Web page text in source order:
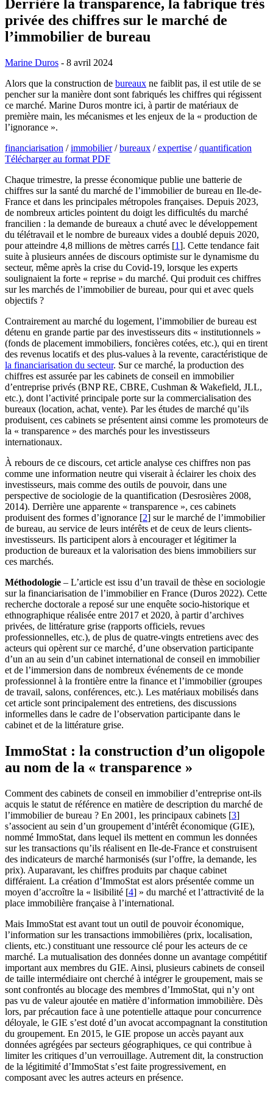
Derrière la transparence, la fabrique très
privée des chiffres sur le marché de
l’immobilier de bureau
Marine Duros - 8 avril 2024
Alors que la construction de bureaux ne faiblit pas, il est utile de se
pencher sur la manière dont sont fabriqués les chiffres qui régissent
ce marché. Marine Duros montre ici, à partir de matériaux de
première main, les mécanismes et les enjeux de la « production de
l’ignorance ».
financiarisation /immobilier/bureaux /expertise /quantification
Télécharger au format PDF
Chaque trimestre, la presse économique publie une batterie de
chiffres sur la santé du marché de l’immobilier de bureau en Ile-de-
France et dans les principales métropoles françaises. Depuis 2023,
de nombreux articles pointent du doigt les difficultés du marché
francilien : la demande de bureaux a chuté avec le développement
du télétravail et le nombre de bureaux vides a doublé depuis 2020,
pour atteindre 4,8 millions de mètres carrés [1]. Cette tendance fait
suite à plusieurs années de discours optimiste sur le dynamisme du
secteur, même après la crise du Covid-19, lorsque les experts
soulignaient la forte « reprise » du marché. Qui produit ces chiffres
sur les marchés de l’immobilier de bureau, pour qui et avec quels
objectifs ?
Contrairement au marché du logement, l’immobilier de bureau est
détenu en grande partie par des investisseurs dits « institutionnels »
(fonds de placement immobiliers, foncières cotées, etc.), qui en tirent
des revenus locatifs et des plus-values à la revente, caractéristique de
la financiarisation du secteur. Sur ce marché, la production des
chiffres est assurée par les cabinets de conseil en immobilier
d’entreprise privés (BNP RE, CBRE, Cushman & Wakefield, JLL,
etc.), dont l’activité principale porte sur la commercialisation des
bureaux (location, achat, vente). Par les études de marché qu’ils
produisent, ces cabinets se présentent ainsi comme les promoteurs de
la « transparence » des marchés pour les investisseurs
internationaux.
À rebours de ce discours, cet article analyse ces chiffres non pas
comme une information neutre qui viserait à éclairer les choix des
investisseurs, mais comme des outils de pouvoir, dans une
perspective de sociologie de la quantification (Desrosières 2008,
2014). Derrière une apparente « transparence », ces cabinets
produisent des formes d’ignorance [2] sur le marché de l’immobilier
de bureau, au service de leurs intérêts et de ceux de leurs clients-
investisseurs. Ils participent alors à encourager et légitimer la
production de bureaux et la valorisation des biens immobiliers sur
ces marchés.
Méthodologie – L’article est issu d’un travail de thèse en sociologie
sur la financiarisation de l’immobilier en France (Duros 2022). Cette
recherche doctorale a reposé sur une enquête socio-historique et
ethnographique réalisée entre 2017 et 2020, à partir d’archives
privées, de littérature grise (rapports officiels, revues
professionnelles, etc.), de plus de quatre-vingts entretiens avec des
acteurs qui opèrent sur ce marché, d’une observation participante
d’un an au sein d’un cabinet international de conseil en immobilier
et de l’immersion dans de nombreux événements de ce monde
professionnel à la frontière entre la finance et l’immobilier (groupes
de travail, salons, conférences, etc.). Les matériaux mobilisés dans
cet article sont principalement des entretiens, des discussions
informelles dans le cadre de l’observation participante dans le
cabinet et de la littérature grise.
ImmoStat : la construction d’un oligopole
au nom de la « transparence »
Comment des cabinets de conseil en immobilier d’entreprise ont-ils
acquis le statut de référence en matière de description du marché de
l’immobilier de bureau ? En 2001, les principaux cabinets [3]
s’associent au sein d’un groupement d’intérêt économique (GIE),
nommé ImmoStat, dans lequel ils mettent en commun les données
sur les transactions qu’ils réalisent en Ile-de-France et construisent
des indicateurs de marché harmonisés (sur l’offre, la demande, les
prix). Auparavant, les chiffres produits par chaque cabinet
différaient. La création d’ImmoStat est alors présentée comme un
moyen d’accroître la « lisibilité [4] » du marché et l’attractivité de la
place immobilière française à l’international.
Mais ImmoStat est avant tout un outil de pouvoir économique,
l’information sur les transactions immobilières (prix, localisation,
clients, etc.) constituant une ressource clé pour les acteurs de ce
marché. La mutualisation des données donne un avantage compétitif
important aux membres du GIE. Ainsi, plusieurs cabinets de conseil
de taille intermédiaire ont cherché à intégrer le groupement, mais se
sont confrontés au blocage des membres d’ImmoStat, qui n’y ont
pas vu de valeur ajoutée en matière d’information immobilière. Dès
lors, par précaution face à une potentielle attaque pour concurrence
déloyale, le GIE s’est doté d’un avocat accompagnant la constitution
du groupement. En 2015, le GIE propose un accès payant aux
données agrégées par secteurs géographiques, ce qui contribue à
limiter les critiques d’un verrouillage. Autrement dit, la construction
de la légitimité d’ImmoStat s’est faite progressivement, en
composant avec les autres acteurs en présence.